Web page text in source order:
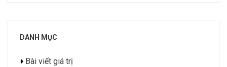
DANH MỤC
Bài viết giá trị